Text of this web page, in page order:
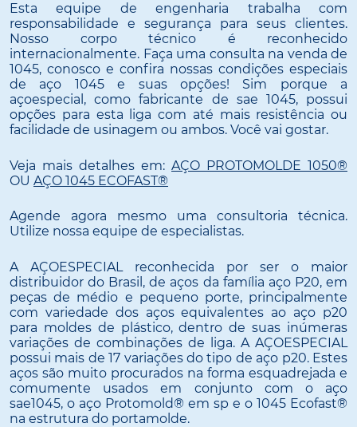
Esta equipe de engenharia trabalha com
responsabilidade e segurança para seus clientes.
Nosso corpo técnico é reconhecido
internacionalmente. Faça uma consulta na venda de
1045, conosco e confira nossas condições especiais
de aço 1045 e suas opções! Sim porque a
açoespecial, como fabricante de sae 1045, possui
opções para esta liga com até mais resistência ou
facilidade de usinagem ou ambos. Você vai gostar.
Veja mais detalhes em: AÇO PROTOMOLDE 1050®
OU AÇO 1045 ECOFAST®
Agende agora mesmo uma consultoria técnica.
Utilize nossa equipe de especialistas.
A AÇOESPECIAL reconhecida por ser o maior
distribuidor do Brasil, de aços da família aço P20, em
peças de médio e pequeno porte, principalmente
com variedade dos aços equivalentes ao aço p20
para moldes de plástico, dentro de suas inúmeras
variações de combinações de liga. A AÇOESPECIAL
possui mais de 17 variações do tipo de aço p20. Estes
aços são muito procurados na forma esquadrejada e
comumente usados em conjunto com o aço
sae1045, o aço Protomold® em sp e o 1045 Ecofast®
na estrutura do portamolde.